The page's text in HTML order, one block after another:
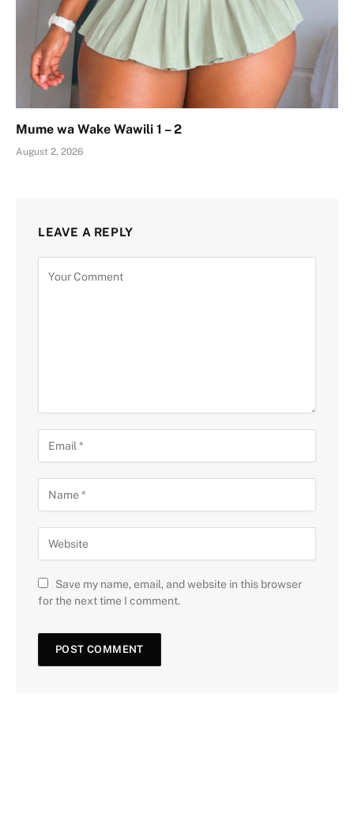
Mume wa Wake Wawili 1 – 2
August 2, 2026
LEAVE A REPLY
Save my name, email, and website in this browser
for the next time I comment.